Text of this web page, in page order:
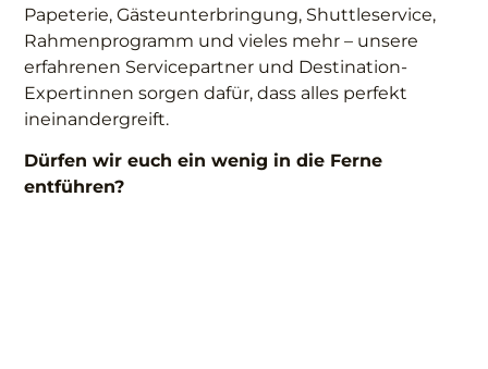
Papeterie, Gästeunterbringung, Shuttleservice,
Rahmenprogramm und vieles mehr – unsere
erfahrenen Servicepartner und Destination-
Expertinnen sorgen dafür, dass alles perfekt
ineinandergreift.
Dürfen wir euch ein wenig in die Ferne
entführen?